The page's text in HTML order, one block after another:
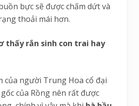
bực sẽ được chấm dứt và
thoải mái hơn.
thấy rắn sinh con trai hay
của người Trung Hoa cổ đại
của Rồng nên rất được